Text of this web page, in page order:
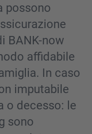
possono
BANK-now
affidabile
In caso
imputabile
o decesso: le
sono